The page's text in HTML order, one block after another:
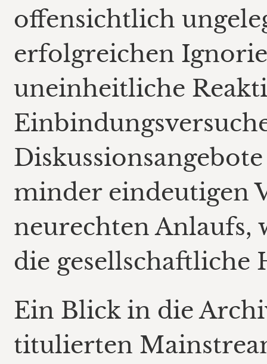
offensichtlich
erfolgreichen
uneinheitliche
minder eindeutigen
neurechten Anlaufs,
die gesellschaftliche
Ein Blick in die
titulierten